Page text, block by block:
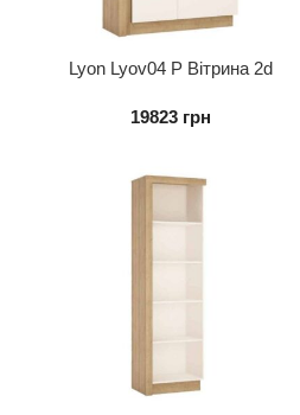
Lyon Lyov04 P Вітрина 2d
19823 грн